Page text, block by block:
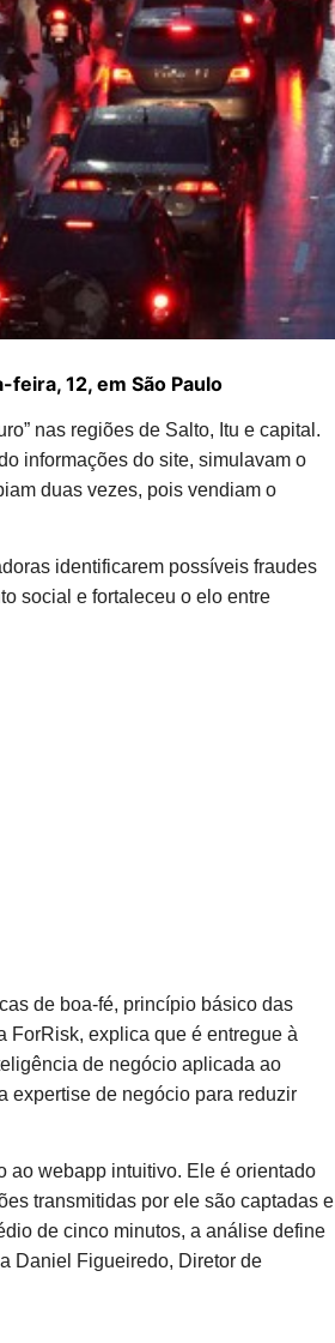
12, em São Paulo
nas regiões de Salto, Itu e capital.
informações do site, simulavam o
duas vezes, pois vendiam o
identificarem possíveis fraudes
social e fortaleceu o elo entre
de boa-fé, princípio básico das
ForRisk, explica que é entregue à
de negócio aplicada ao
expertise de negócio para reduzir
ao webapp intuitivo. Ele é orientado
transmitidas por ele são captadas e
de cinco minutos, a análise define
Daniel Figueiredo, Diretor de